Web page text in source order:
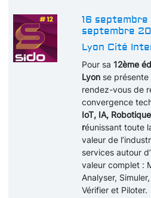
16 septembre
septembre
Lyon Cité
Pour sa 12ème
Lyonse présente
rendez-vous de
convergence
IoT, IA,
réunissant toute
valeur de
services autour
valeur complet :
Analyser,
Vérifier et Piloter.